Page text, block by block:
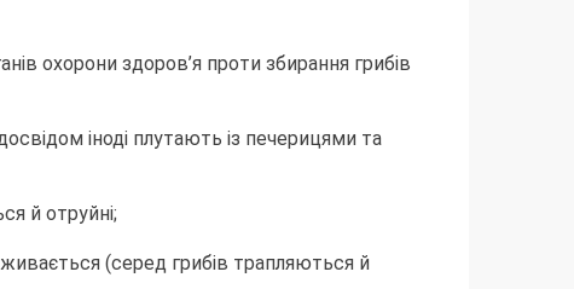
охорони здоров’я проти збирання грибів
іноді плутають із печерицями та
й отруйні;
(серед грибів трапляються й